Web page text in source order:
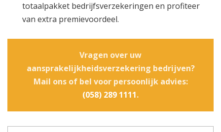
totaalpakket bedrijfsverzekeringen en profiteer
van extra premievoordeel.
Vragen over uw
aansprakelijkheidsverzekering bedrijven?
Mail ons of bel voor persoonlijk advies:
(058) 289 1111.